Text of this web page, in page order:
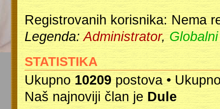
Registrovanih korisnika: Nema
Legenda:Administrator,
STATISTIKA
Ukupno10209postova •
Naš najnoviji član jeDule